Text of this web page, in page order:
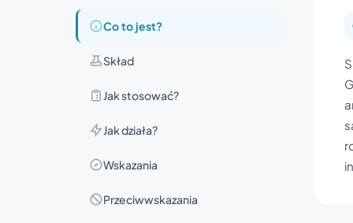
Co to jest?
Skład
Jak stosować?
Jak działa?
Wskazania
Przeciwwskazania